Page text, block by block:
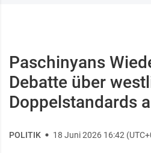
Paschinyans
Debatte über
Doppelstandards
POLITIK 18 Juni 2026 16:42